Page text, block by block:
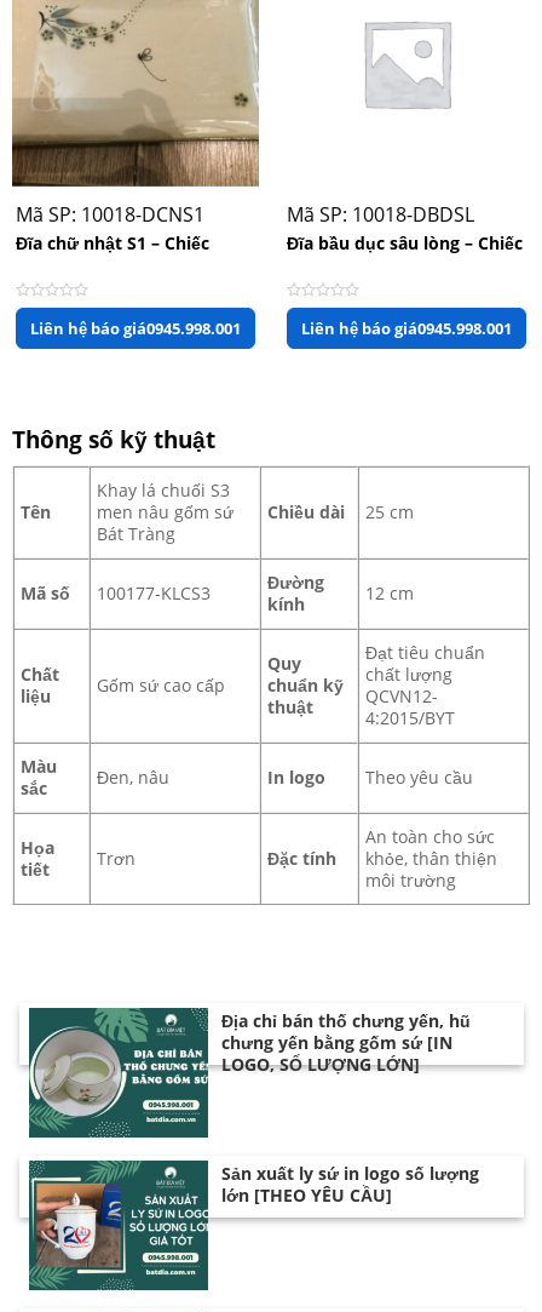
Mã SP: 10018-DCNS1
Đĩa chữ nhật S1 – Chiếc
Được
xếp
hạng
Liên hệ báo giá0945.998.001
Mã SP: 10018-DBDSL
Đĩa bầu dục sâu lòng – Chiếc
Được
xếp
hạng
Liên hệ báo giá0945.998.001
Thông số kỹ thuật
Tên
Khay lá chuối S3
men nâu gốm sứ
Bát Tràng
Chiều dài 25 cm
Mã số 100177-KLCS3
Đường
kính
12 cm
Chất
liệu
Gốm sứ cao cấp
Quy
chuẩn kỹ
thuật
Đạt tiêu chuẩn
chất lượng
QCVN12-
4:2015/BYT
Màu
sắc
Đen, nâu In logo Theo yêu cầu
Họa
tiết
Trơn Đặc tính
An toàn cho sức
khỏe, thân thiện
môi trường
Địa chỉ bán thố chưng yến, hũ
chưng yến bằng gốm sứ [IN
LOGO, SỐ LƯỢNG LỚN]
Sản xuất ly sứ in logo số lượng
lớn [THEO YÊU CẦU]